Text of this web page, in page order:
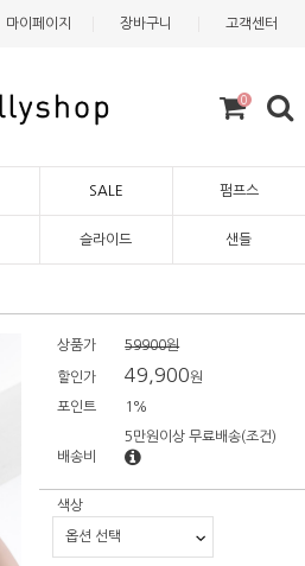
마이페이지 장바구니 고객센터
0
SALE 펌프스
슬라이드 샌들
상품가 59900원
할인가 49,900원
포인트 1%
배송비
5만원이상 무료배송(조건)
색상